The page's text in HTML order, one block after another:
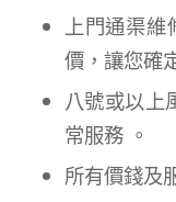
上門通渠
價，讓您確
八號或以上
常服務 。
所有價錢及